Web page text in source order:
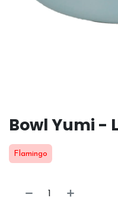
Bowl Yumi -
Flamingo